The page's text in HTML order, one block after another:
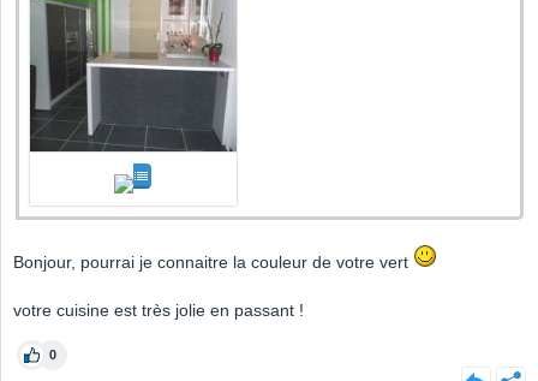
Bonjour, pourrai je connaitre la couleur de votre vert
votre cuisine est très jolie en passant !
0